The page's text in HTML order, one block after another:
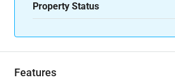
Property Status
Features